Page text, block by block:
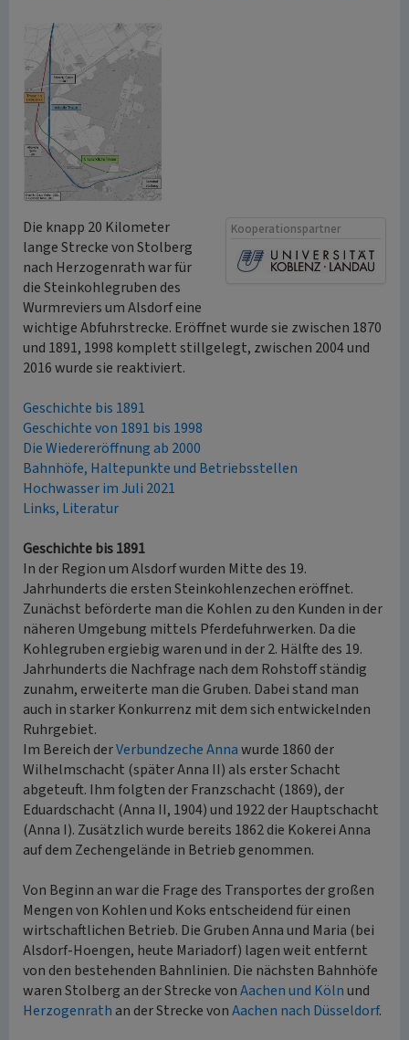
Kooperationspartner
Die knapp 20 Kilometer
lange Strecke von Stolberg
nach Herzogenrath war für
die Steinkohlegruben des
Wurmreviers um Alsdorf eine
wichtige Abfuhrstrecke. Eröffnet wurde sie zwischen 1870
und 1891, 1998 komplett stillgelegt, zwischen 2004 und
2016 wurde sie reaktiviert.
Geschichte bis 1891
Geschichte von 1891 bis 1998
Die Wiedereröffnung ab 2000
Bahnhöfe, Haltepunkte und Betriebsstellen
Hochwasser im Juli 2021
Links, Literatur
Geschichte bis 1891
In der Region um Alsdorf wurden Mitte des 19.
Jahrhunderts die ersten Steinkohlenzechen eröffnet.
Zunächst beförderte man die Kohlen zu den Kunden in der
näheren Umgebung mittels Pferdefuhrwerken. Da die
Kohlegruben ergiebig waren und in der 2. Hälfte des 19.
Jahrhunderts die Nachfrage nach dem Rohstoff ständig
zunahm, erweiterte man die Gruben. Dabei stand man
auch in starker Konkurrenz mit dem sich entwickelnden
Ruhrgebiet.
Im Bereich derVerbundzeche Annawurde 1860 der
Wilhelmschacht (später Anna II) als erster Schacht
abgeteuft. Ihm folgten der Franzschacht (1869), der
Eduardschacht (Anna II, 1904) und 1922 der Hauptschacht
(Anna I). Zusätzlich wurde bereits 1862 die Kokerei Anna
auf dem Zechengelände in Betrieb genommen.
Von Beginn an war die Frage des Transportes der großen
Mengen von Kohlen und Koks entscheidend für einen
wirtschaftlichen Betrieb. Die Gruben Anna und Maria (bei
Alsdorf-Hoengen, heute Mariadorf) lagen weit entfernt
von den bestehenden Bahnlinien. Die nächsten Bahnhöfe
waren Stolberg an der Strecke vonAachen und Kölnund
Herzogenrath an der Strecke vonAachen nach Düsseldorf.